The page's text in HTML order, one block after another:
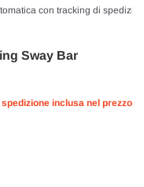
con tracking di
Sway Bar
spedizione inclusa nel prezzo